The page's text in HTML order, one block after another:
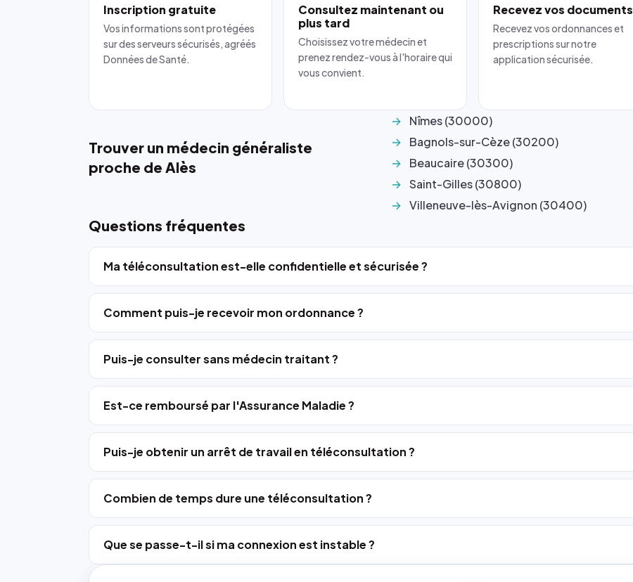
Inscription gratuite
Vos informations sont protégées
sur des serveurs sécurisés, agréés
Données de Santé.
Consultez maintenant ou
plus tard
Choisissez votre médecin et
prenez rendez-vous à l'horaire qui
vous convient.
Recevez vos documents
Recevez vos ordonnances et
prescriptions sur notre
application sécurisée.
Trouver un médecin généraliste
proche de Alès
Nîmes (30000)
Bagnols-sur-Cèze (30200)
Beaucaire (30300)
Saint-Gilles (30800)
Villeneuve-lès-Avignon (30400)
Questions fréquentes
Ma téléconsultation est-elle confidentielle et sécurisée ?
Comment puis-je recevoir mon ordonnance ?
Puis-je consulter sans médecin traitant ?
Est-ce remboursé par l'Assurance Maladie ?
Puis-je obtenir un arrêt de travail en téléconsultation ?
Combien de temps dure une téléconsultation ?
Que se passe-t-il si ma connexion est instable ?